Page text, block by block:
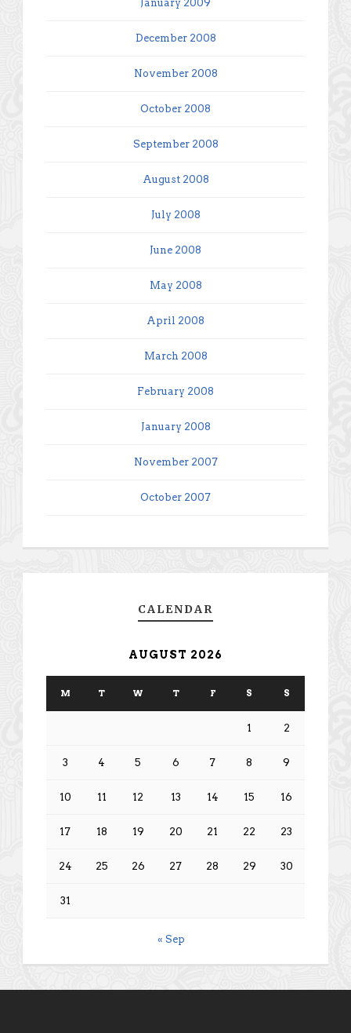
January 2009
December 2008
November 2008
October 2008
September 2008
August 2008
July 2008
June 2008
May 2008
April 2008
March 2008
February 2008
January 2008
November 2007
October 2007
CALENDAR
AUGUST 2026
M T W T F S S
1 2
3 4 5 6 7 8 9
10 11 12 13 14 15 16
17 18 19 20 21 22 23
24 25 26 27 28 29 30
31
« Sep